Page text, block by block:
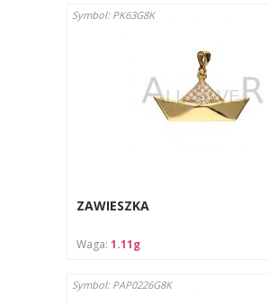
Symbol: PK63G8K
ZAWIESZKA
Waga: 1.11g
Symbol: PAP0226G8K